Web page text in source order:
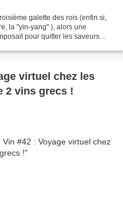
galette des rois (enfin si,
la "yin-yang" ), alors une
pour quitter les saveurs
virtuel chez les
2 vins grecs !